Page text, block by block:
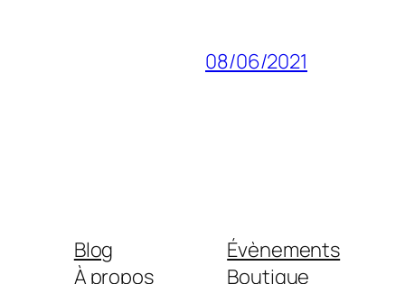
08/06/2021
Blog
À propos
Évènements
Boutique